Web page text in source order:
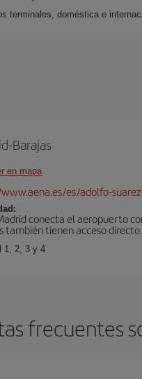
terminales, doméstica e
Barajas
en mapa
es/adolfo-
conecta el aeropuerto
también tienen acceso
1, 2, 3 y 4
frecuentes